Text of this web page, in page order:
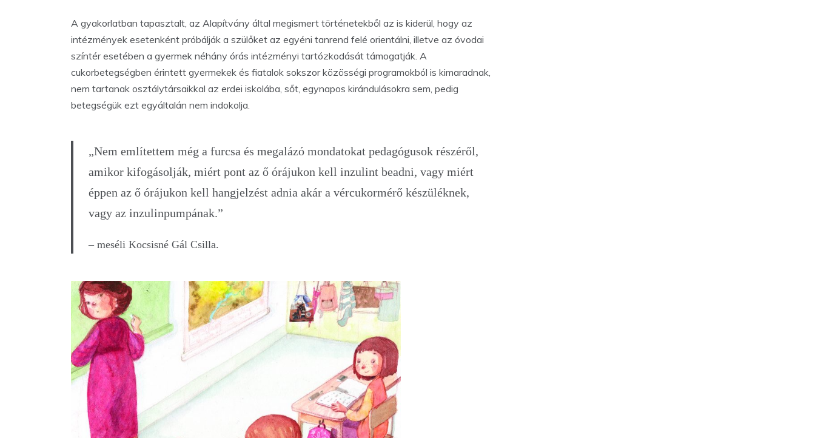
A gyakorlatban tapasztalt, az Alapítvány által megismert történetekből az is kiderül, hogy az
intézmények esetenként próbálják a szülőket az egyéni tanrend felé orientálni, illetve az óvodai
színtér esetében a gyermek néhány órás intézményi tartózkodását támogatják. A
cukorbetegségben érintett gyermekek és fiatalok sokszor közösségi programokból is kimaradnak,
nem tartanak osztálytársaikkal az erdei iskolába, sőt, egynapos kirándulásokra sem, pedig
betegségük ezt egyáltalán nem indokolja.
„Nem említettem még a furcsa és megalázó mondatokat pedagógusok részéről,
amikor kifogásolják, miért pont az ő órájukon kell inzulint beadni, vagy miért
éppen az ő órájukon kell hangjelzést adnia akár a vércukormérő készüléknek,
vagy az inzulinpumpának.”
– meséli Kocsisné Gál Csilla.